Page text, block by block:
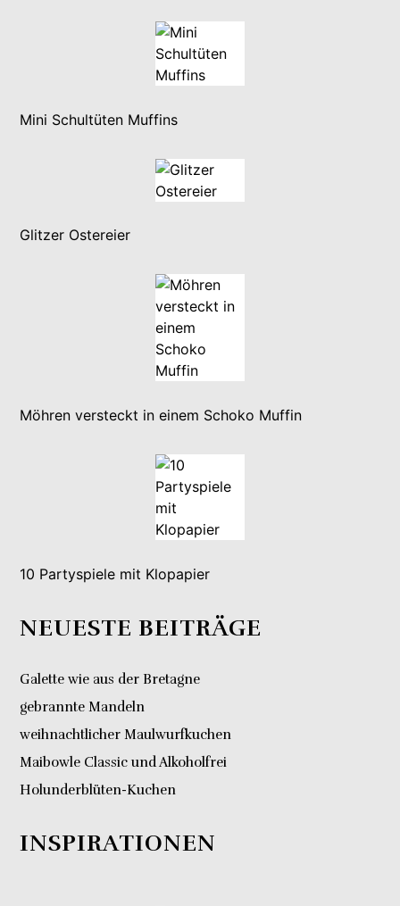
Mini Schultüten Muffins
Glitzer Ostereier
Möhren versteckt in einem Schoko Muffin
10 Partyspiele mit Klopapier
NEUESTE BEITRÄGE
Galette wie aus der Bretagne
gebrannte Mandeln
weihnachtlicher Maulwurfkuchen
Maibowle Classic und Alkoholfrei
Holunderblüten-Kuchen
INSPIRATIONEN